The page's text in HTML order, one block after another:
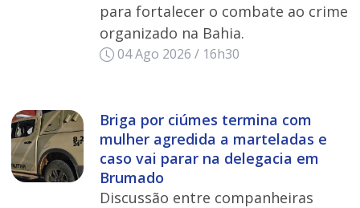
para fortalecer o combate ao crime
organizado na Bahia.
04 Ago 2026 / 16h30
Briga por ciúmes termina com
mulher agredida a marteladas e
caso vai parar na delegacia em
Brumado
Discussão entre companheiras